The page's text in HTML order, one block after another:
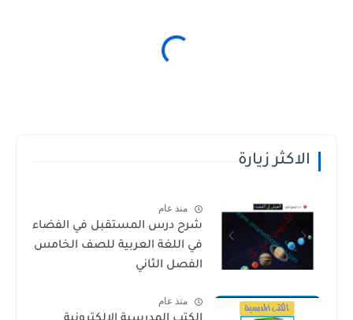
الاكثر زيارة
منذ عام
شرح درس المستقبل في الفضاء
في اللغة العربية للصف الخامس
الفصل الثاني
منذ عام